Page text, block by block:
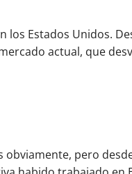
los Estados Unidos.
actual, que
obviamente, pero